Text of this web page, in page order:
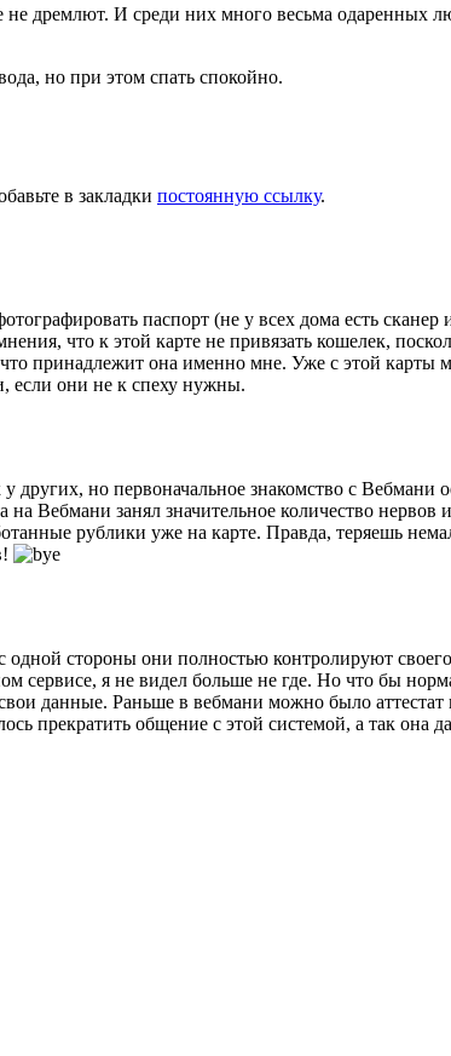
дремлют. И среди них много весьма одаренных
но при этом спать спокойно.
в закладки постоянную ссылку.
паспорт (не у всех дома есть
что к этой карте не привязать кошелек,
принадлежит она именно мне. Уже с этой карты
если они не к спеху нужны.
но первоначальное знакомство с Вебмани
Вебмани занял значительное количество
рублики уже на карте. Правда, теряешь
стороны они полностью контролируют
сервисе, я не видел больше не где. Но что бы
данные. Раньше в вебмани можно было
прекратить общение с этой системой, а так она